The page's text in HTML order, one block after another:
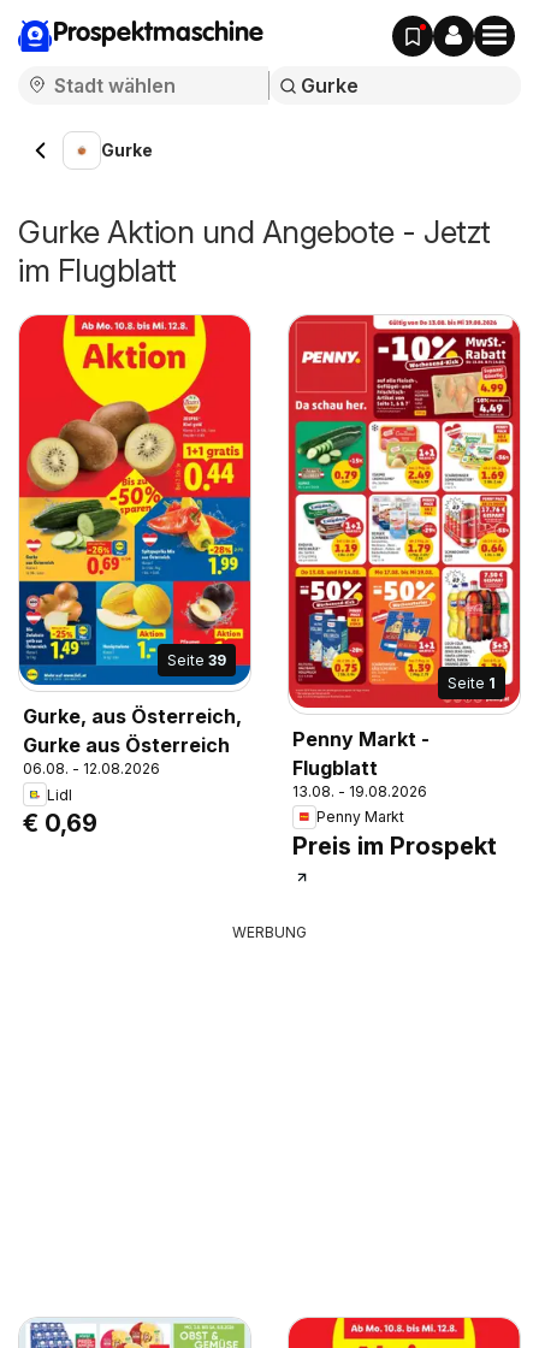
Prospektmaschine
Gurke
Gurke Aktion und Angebote - Jetzt
im Flugblatt
Seite 39
Gurke, aus Österreich,
Gurke aus Österreich
06.08. - 12.08.2026
Lidl
€ 0,69
Seite 1
Penny Markt -
Flugblatt
13.08. - 19.08.2026
Penny Markt
Preis im Prospekt
WERBUNG